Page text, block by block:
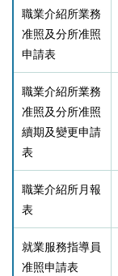
職業介紹所業務
准照及分所准照
申請表
職業介紹所業務
准照及分所准照
續期及變更申請
表
職業介紹所月報
表
就業服務指導員
准照申請表